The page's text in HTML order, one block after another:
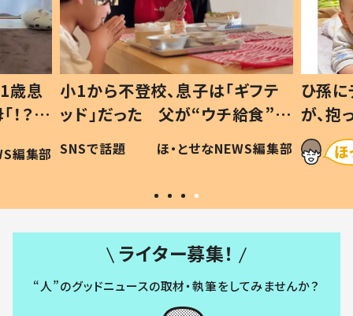
歳息
？」
編集部
小1から不登校、息子は「ギフテ
ッド」だった 父が“ウチ給食”を
作り続ける理由とは #令和の親
#令和の子
SNSで話題 ほ・とせなNEWS編集部
ひ孫
が、
「涙が
い」
ライター募集！
“人”のグッドニュースの取材・執筆をしてみませんか？